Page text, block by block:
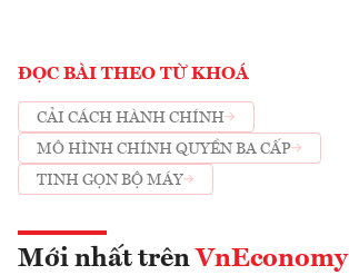
ĐỌC BÀI THEO TỪ KHOÁ
CẢI CÁCH HÀNH CHÍNH
MÔ HÌNH CHÍNH QUYỀN BA CẤP
TINH GỌN BỘ MÁY
Mới nhất trên VnEconomy